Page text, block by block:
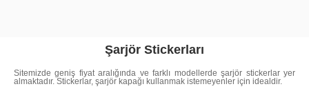
Şarjör Stickerları
Sitemizde geniş fiyat aralığında ve farklı modellerde şarjör stickerlar yer
almaktadır. Stickerlar, şarjör kapağı kullanmak istemeyenler için idealdir.